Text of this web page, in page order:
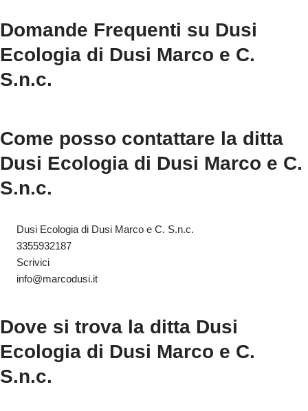
Domande Frequenti su Dusi
Ecologia di Dusi Marco e C.
S.n.c.
Come posso contattare la ditta
Dusi Ecologia di Dusi Marco e C.
S.n.c.
Dusi Ecologia di Dusi Marco e C. S.n.c.
3355932187
Scrivici
info@marcodusi.it
Dove si trova la ditta Dusi
Ecologia di Dusi Marco e C.
S.n.c.